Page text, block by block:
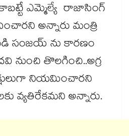
ఎమ్మెల్యే రాజాసింగ్
అన్నారు మంత్రి
సంజయ్ ను కారణం
నుంచి తొలగించి..అగ్ర
నియమించారని
వ్యతిరేకమని అన్నారు.